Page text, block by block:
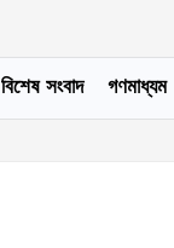
বিশেষ সংবাদ গণমাধ্যম